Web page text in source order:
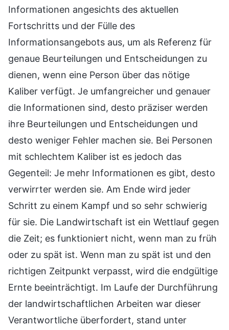
Informationen angesichts des aktuellen
Fortschritts und der Fülle des
Informationsangebots aus, um als Referenz für
genaue Beurteilungen und Entscheidungen zu
dienen, wenn eine Person über das nötige
Kaliber verfügt. Je umfangreicher und genauer
die Informationen sind, desto präziser werden
ihre Beurteilungen und Entscheidungen und
desto weniger Fehler machen sie. Bei Personen
mit schlechtem Kaliber ist es jedoch das
Gegenteil: Je mehr Informationen es gibt, desto
verwirrter werden sie. Am Ende wird jeder
Schritt zu einem Kampf und so sehr schwierig
für sie. Die Landwirtschaft ist ein Wettlauf gegen
die Zeit; es funktioniert nicht, wenn man zu früh
oder zu spät ist. Wenn man zu spät ist und den
richtigen Zeitpunkt verpasst, wird die endgültige
Ernte beeinträchtigt. Im Laufe der Durchführung
der landwirtschaftlichen Arbeiten war dieser
Verantwortliche überfordert, stand unter